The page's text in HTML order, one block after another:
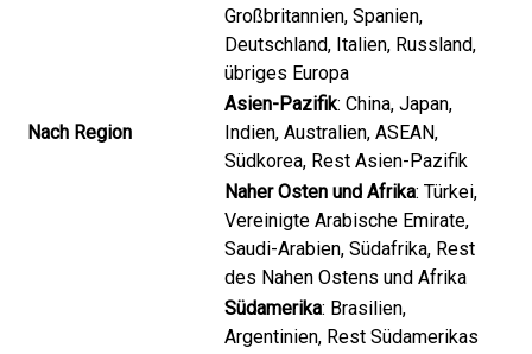
Nach Region
Großbritannien, Spanien,
Deutschland, Italien, Russland,
übriges Europa
Asien-Pazifik: China, Japan,
Indien, Australien, ASEAN,
Südkorea, Rest Asien-Pazifik
Naher Osten und Afrika: Türkei,
Vereinigte Arabische Emirate,
Saudi-Arabien, Südafrika, Rest
des Nahen Ostens und Afrika
Südamerika: Brasilien,
Argentinien, Rest Südamerikas